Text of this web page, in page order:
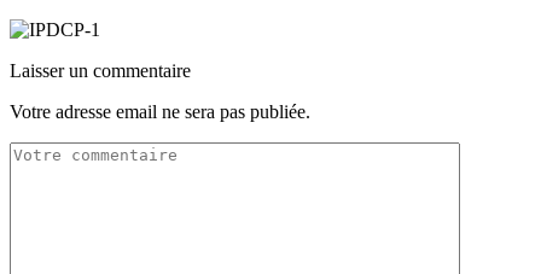
Laisser un commentaire
Votre adresse email ne sera pas publiée.